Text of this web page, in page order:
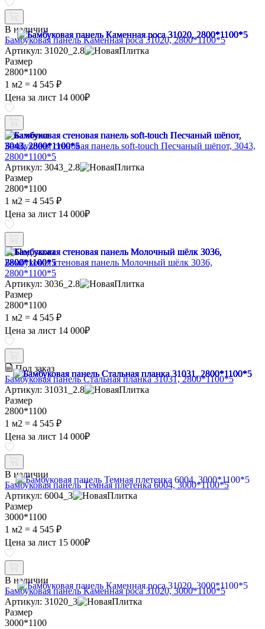
В наличии
Бамбуковая панель Каменная роса 31020, 2800*1100*5
Артикул: 31020_2.8
Размер
2800*1100
1 м2 = 4 545 ₽
Цена за лист 14 000₽
В наличии
Бамбуковая стеновая панель soft-touch Песчаный шёпот, 3043,
2800*1100*5
Артикул: 3043_2.8
Размер
2800*1100
1 м2 = 4 545 ₽
Цена за лист 14 000₽
Под заказ
Бамбуковая стеновая панель Молочный шёлк 3036,
2800*1100*5
Артикул: 3036_2.8
Размер
2800*1100
1 м2 = 4 545 ₽
Цена за лист 14 000₽
Под заказ
Бамбуковая панель Стальная планка 31031, 2800*1100*5
Артикул: 31031_2.8
Размер
2800*1100
1 м2 = 4 545 ₽
Цена за лист 14 000₽
В наличии
Бамбуковая панель Темная плетенка 6004, 3000*1100*5
Артикул: 6004_3
Размер
3000*1100
1 м2 = 4 545 ₽
Цена за лист 15 000₽
В наличии
Бамбуковая панель Каменная роса 31020, 3000*1100*5
Артикул: 31020_3
Размер
3000*1100